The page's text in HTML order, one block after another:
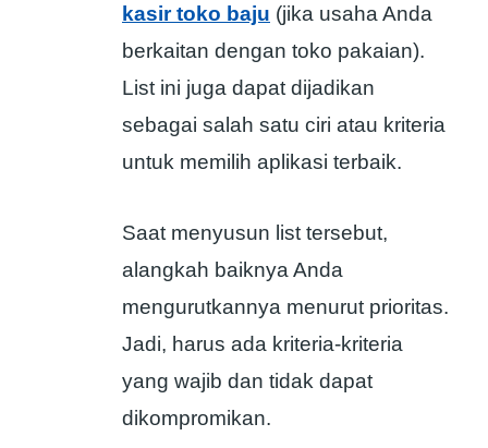
kasir toko baju (jika usaha Anda
berkaitan dengan toko pakaian).
List ini juga dapat dijadikan
sebagai salah satu ciri atau kriteria
untuk memilih aplikasi terbaik.
Saat menyusun list tersebut,
alangkah baiknya Anda
mengurutkannya menurut prioritas.
Jadi, harus ada kriteria-kriteria
yang wajib dan tidak dapat
dikompromikan.